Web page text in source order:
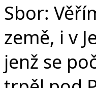
Sbor:
země, i v
jenž se